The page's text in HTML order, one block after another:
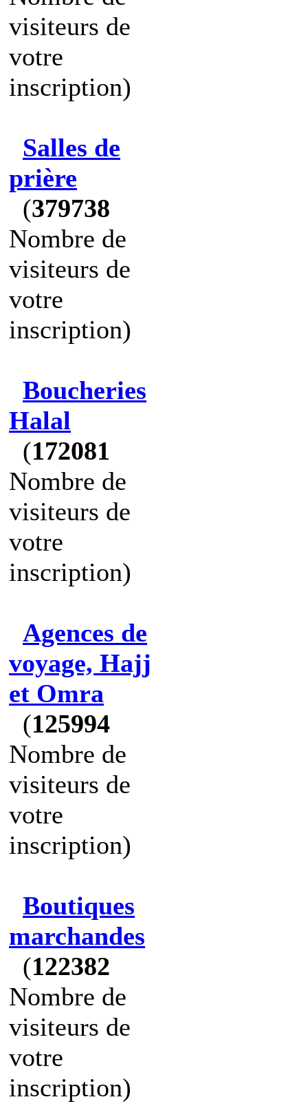
visiteurs de
votre
inscription)
Salles de
prière
(379738
Nombre de
visiteurs de
votre
inscription)
Boucheries
Halal
(172081
Nombre de
visiteurs de
votre
inscription)
Agences de
voyage, Hajj
et Omra
(125994
Nombre de
visiteurs de
votre
inscription)
Boutiques
marchandes
(122382
Nombre de
visiteurs de
votre
inscription)